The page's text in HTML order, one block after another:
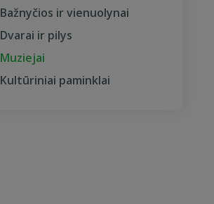
Bažnyčios ir vienuolynai
Dvarai ir pilys
Muziejai
Kultūriniai paminklai